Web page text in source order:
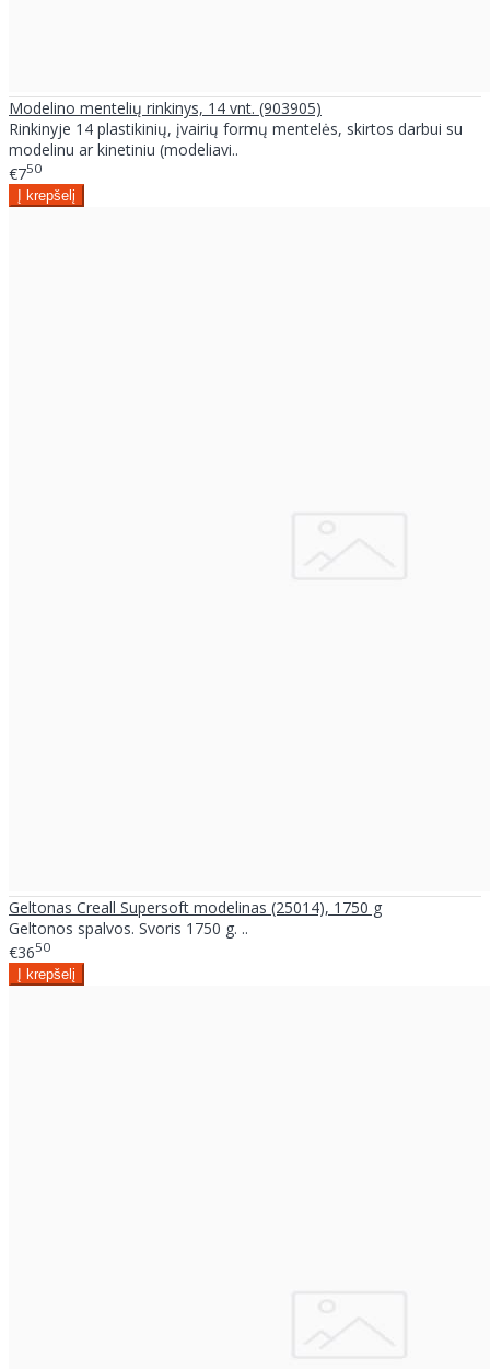
Modelino mentelių rinkinys, 14 vnt. (903905)
Rinkinyje 14 plastikinių, įvairių formų mentelės, skirtos darbui su
modelinu ar kinetiniu (modeliavi..
€750
Geltonas Creall Supersoft modelinas (25014), 1750 g
Geltonos spalvos. Svoris 1750 g. ..
€3650